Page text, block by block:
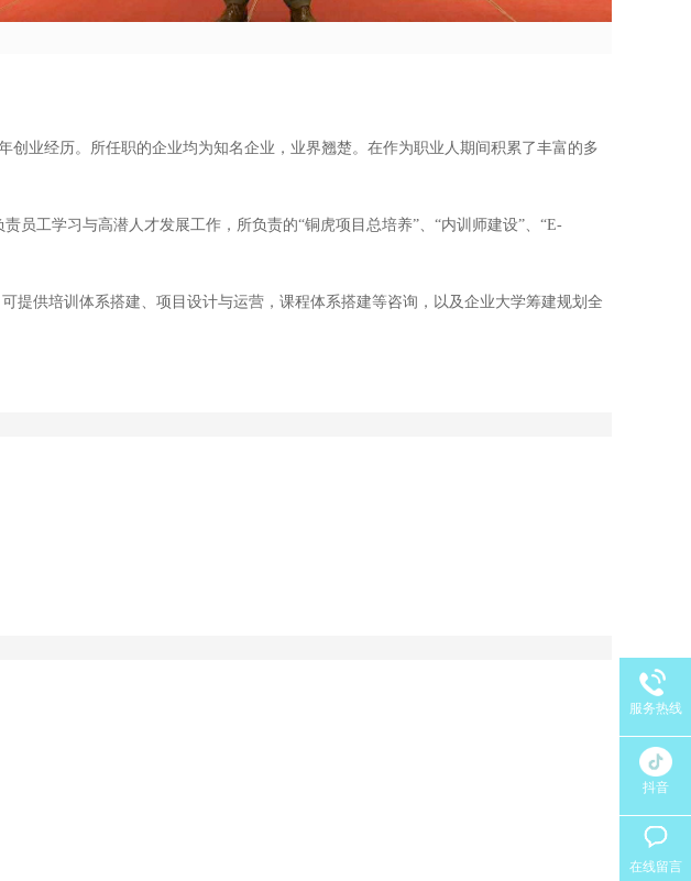
业经历。所任职的企业均为知名企业，业界翘楚。在作为职业人期间积累了丰富的多
员工学习与高潜人才发展工作，所负责的“铜虎项目总培养”、“内训师建设”、“E-
供培训体系搭建、项目设计与运营，课程体系搭建等咨询，以及企业大学筹建规划全
服务热线
抖音
在线留言